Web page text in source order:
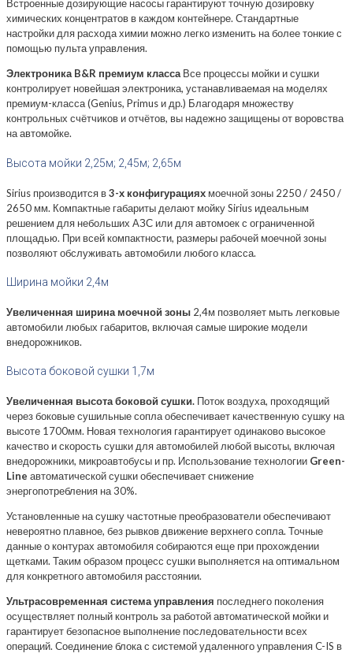
Встроенные дозирующие насосы гарантируют точную дозировку
химических концентратов в каждом контейнере. Стандартные
настройки для расхода химии можно легко изменить на более тонкие с
помощью пульта управления.
Электроника B&R премиум классаВсе процессы мойки и сушки
контролирует новейшая электроника, устанавливаемая на моделях
премиум-класса (Genius, Primus и др.) Благодаря множеству
контрольных счётчиков и отчётов, вы надежно защищены от воровства
на автомойке.
Высота мойки 2,25м; 2,45м; 2,65м
Sirius производится в3-х конфигурациях моечной зоны 2250 / 2450 /
2650 мм. Компактные габариты делают мойку Sirius идеальным
решением для небольших АЗС или для автомоек с ограниченной
площадью. При всей компактности, размеры рабочей моечной зоны
позволяют обслуживать автомобили любого класса.
Ширина мойки 2,4м
Увеличенная ширина моечной зоны 2,4м позволяет мыть легковые
автомобили любых габаритов, включая самые широкие модели
внедорожников.
Высота боковой сушки 1,7м
Увеличенная высота боковой сушки. Поток воздуха, проходящий
через боковые сушильные сопла обеспечивает качественную сушку на
высоте 1700мм. Новая технология гарантирует одинаково высокое
качество и скорость сушки для автомобилей любой высоты, включая
внедорожники, микроавтобусы и пр. Использование технологии Green-
Line автоматической сушки обеспечивает снижение
энергопотребления на 30%.
Установленные на сушку частотные преобразователи обеспечивают
невероятно плавное, без рывков движение верхнего сопла. Точные
данные о контурах автомобиля собираются еще при прохождении
щетками. Таким образом процесс сушки выполняется на оптимальном
для конкретного автомобиля расстоянии.
Ультрасовременная система управления последнего поколения
осуществляет полный контроль за работой автоматической мойки и
гарантирует безопасное выполнение последовательности всех
операций. Соединение блока с системой удаленного управления C-IS в